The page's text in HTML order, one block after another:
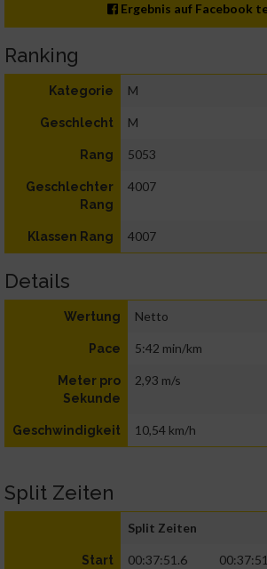
Ergebnis auf Facebook
Ranking
Kategorie M
Geschlecht M
Rang 5053
Geschlechter
Rang
4007
Klassen Rang 4007
Details
Wertung Netto
Pace 5:42 min/km
Meter pro
Sekunde
2,93 m/s
Geschwindigkeit 10,54 km/h
Split Zeiten
Split Zeiten
Start 00:37:51.6